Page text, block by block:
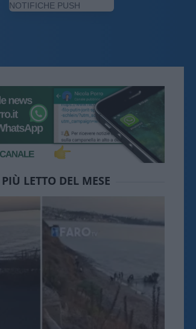
NOTIFICHE PUSH
LETTO DEL MESE